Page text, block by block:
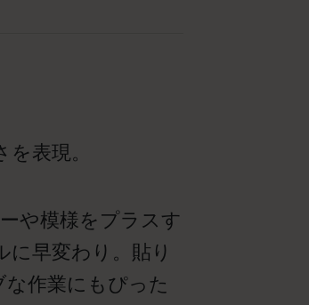
表現。
や模様をプラスす
早変わり。貼り
作業にもぴった